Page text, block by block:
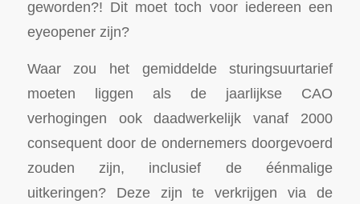
geworden?! Dit moet toch voor iedereen een
eyeopener zijn?
Waar zou het gemiddelde sturingsuurtarief
moeten liggen als de jaarlijkse CAO
verhogingen ook daadwerkelijk vanaf 2000
consequent door de ondernemers doorgevoerd
zouden zijn, inclusief de éénmalige
uitkeringen? Deze zijn te verkrijgen via de